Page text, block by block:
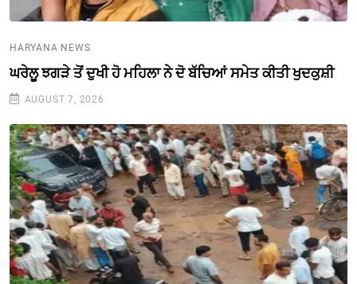
HARYANA NEWS
ਘਰੇਲੂ ਝਗੜੇ ਤੋਂ ਦੁਖੀ ਹੋ ਮਹਿਲਾ ਨੇ ਦੋ ਬੱਚਿਆਂ ਸਮੇਤ ਕੀਤੀ ਖੁਦਕੁਸ਼ੀ
AUGUST 7, 2026